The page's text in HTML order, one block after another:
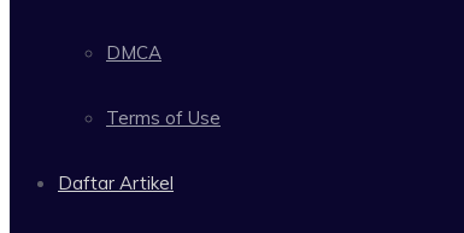
DMCA
Terms of Use
Daftar Artikel